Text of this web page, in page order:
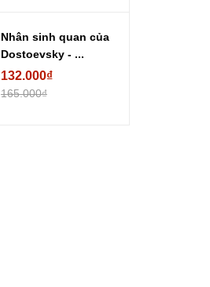
Nhân sinh quan của
Dostoevsky - ...
132.000₫
165.000₫